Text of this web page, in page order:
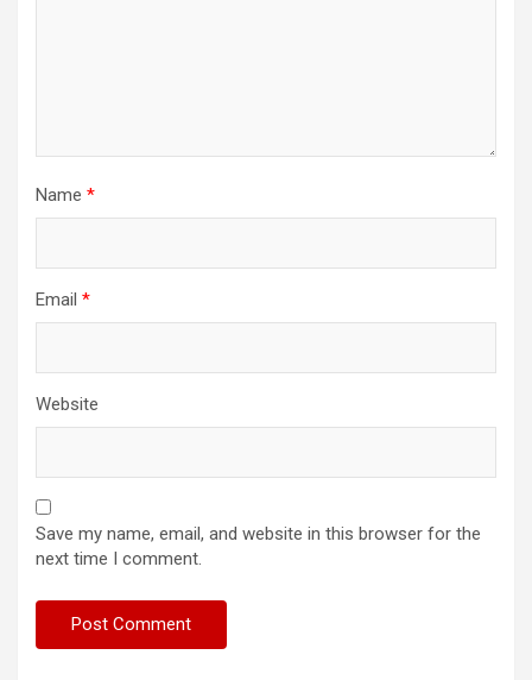
Name *
Email *
Website
Save my name, email, and website in this browser for the
next time I comment.